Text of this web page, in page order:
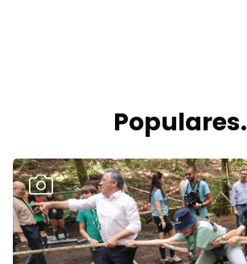
Populares.